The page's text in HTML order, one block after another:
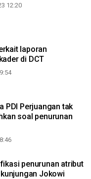
12:20
laporan
di DCT
PDI Perjuangan tak
soal penurunan
penurunan atribut
Jokowi